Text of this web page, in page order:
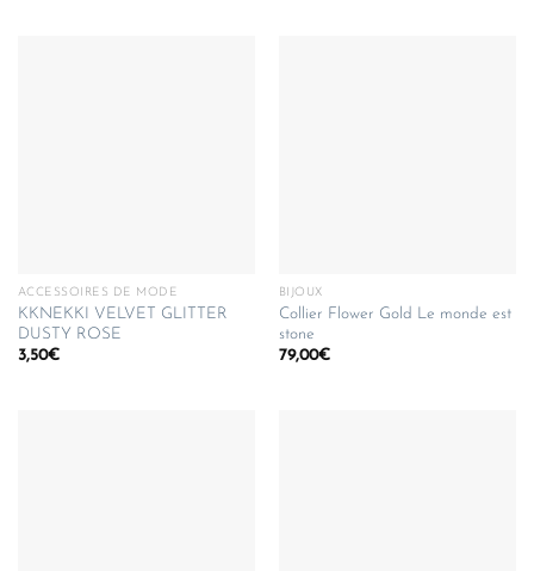
ACCESSOIRES DE MODE
KKNEKKI VELVET GLITTER
DUSTY ROSE
3,50€
BIJOUX
Collier Flower Gold Le monde est
stone
79,00€